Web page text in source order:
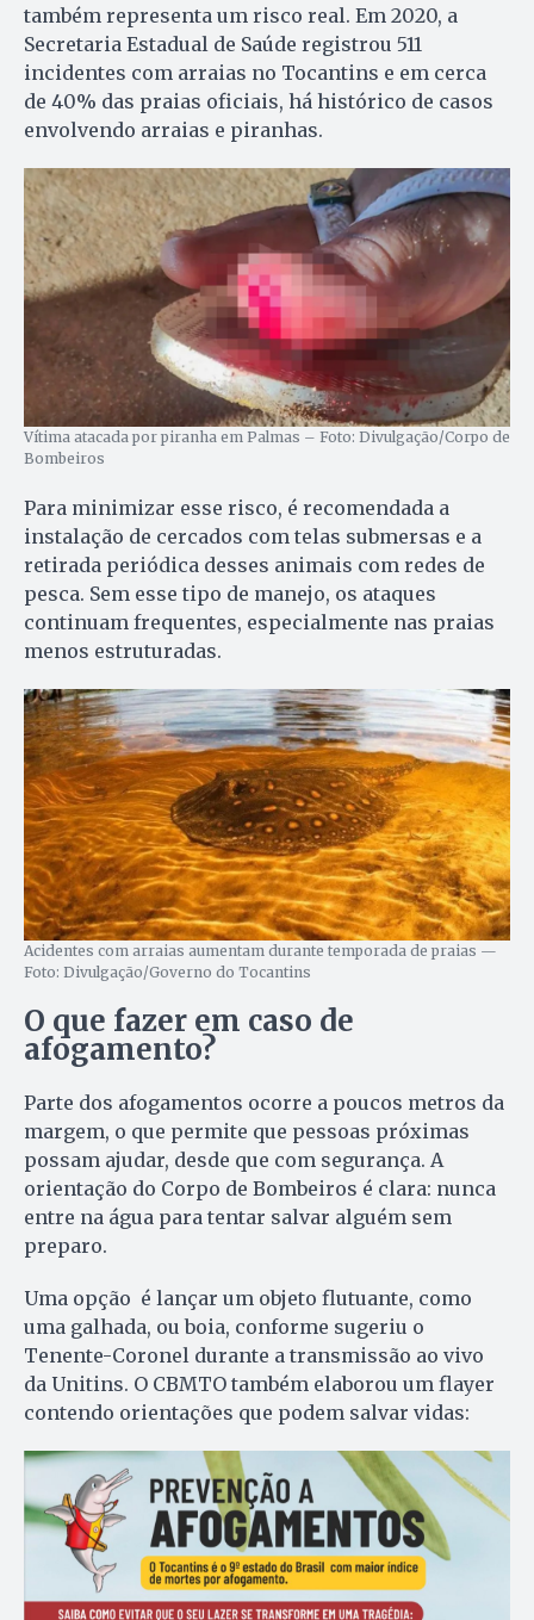
também representa um risco real. Em 2020, a
Secretaria Estadual de Saúde registrou 511
incidentes com arraias no Tocantins e em cerca
de 40% das praias oficiais, há histórico de casos
envolvendo arraias e piranhas.
Vítima atacada por piranha em Palmas – Foto: Divulgação/Corpo de
Bombeiros
Para minimizar esse risco, é recomendada a
instalação de cercados com telas submersas e a
retirada periódica desses animais com redes de
pesca. Sem esse tipo de manejo, os ataques
continuam frequentes, especialmente nas praias
menos estruturadas.
Acidentes com arraias aumentam durante temporada de praias —
Foto: Divulgação/Governo do Tocantins
O que fazer em caso de
afogamento?
Parte dos afogamentos ocorre a poucos metros da
margem, o que permite que pessoas próximas
possam ajudar, desde que com segurança. A
orientação do Corpo de Bombeiros é clara: nunca
entre na água para tentar salvar alguém sem
preparo.
Uma opção é lançar um objeto flutuante, como
uma galhada, ou boia, conforme sugeriu o
Tenente-Coronel durante a transmissão ao vivo
da Unitins. O CBMTO também elaborou um flayer
contendo orientações que podem salvar vidas: